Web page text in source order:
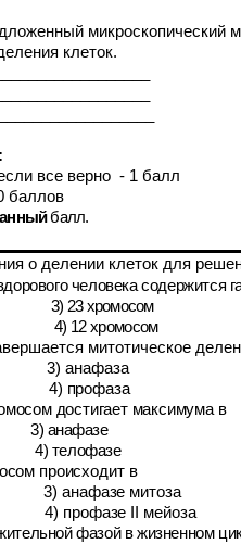
микроскопический
клеток.
все верно - 1 балл
баллов
балл.
о делении клеток для
человека содержится
23 хромосом
12 хромосом
митотическое
анафаза
4) профаза
достигает максимума в
анафазе
телофазе
происходит в
3) анафазе митоза
4) профазе
мейоза
фазой в жизненном